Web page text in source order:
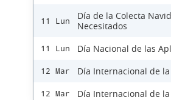
11 Lun
Día de la Colecta
Necesitados
11 Lun Día Nacional de las
12 Mar Día Internacional de
12 Mar Día Internacional de